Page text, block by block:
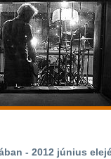
- 2012 június